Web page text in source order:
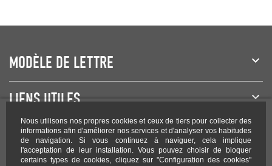
Nous utilisons nos propres cookies et ceux de tiers pour collecter des
informations afin d'améliorer nos services et d'analyser vos habitudes
de navigation. Si vous continuez à naviguer, cela implique
l'acceptation de leur installation. Vous pouvez choisir de bloquer
certains types de cookies, cliquez sur "Configuration des cookies"
MODÈLE DE LETTRE
LIENS UTILES
NEWSLETTER